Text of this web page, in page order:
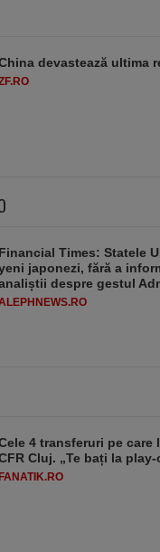
devastează ultima
Financial Times: Statele
japonezi, fără a
despre gestul
4 transferuri pe care
Cluj. „Te bați la
FANATIK.RO